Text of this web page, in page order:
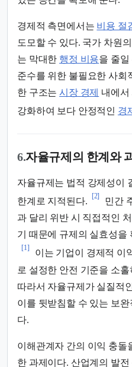
경제적 측면에서는 비용 절
도모할 수 있다. 국가 차원
는 막대한 행정 비용을 줄일
준수를 위한 불필요한 사회
한 구조는시장 경제 내에서
강화하여 보다 안정적인 경
6.자율규제의 한계와
자율규제는 법적 강제성이
한계로 지적된다.
[2]
민간
과 달리 위반 시 직접적인
기 때문에 규제의 실효성을
[1]
이는 기업이 경제적 이
로 설정한 안전 기준을 소
따라서 자율규제가 실질적
이를 뒷받침할 수 있는 보
다.
이해관계자 간의 이익 충돌
한 과제이다. 산업계의 발